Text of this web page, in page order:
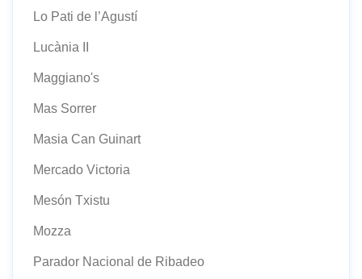
Lo Pati de l’Agustí
Lucània II
Maggiano's
Mas Sorrer
Masia Can Guinart
Mercado Victoria
Mesón Txistu
Mozza
Parador Nacional de Ribadeo